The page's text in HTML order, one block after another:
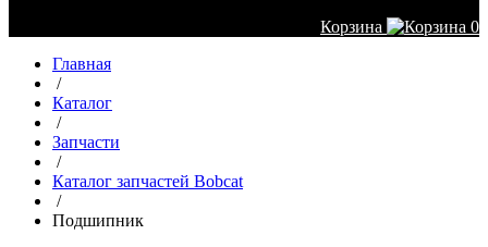
Корзина
0
Главная
/
Каталог
/
Запчасти
/
Каталог запчастей Bobcat
/
Подшипник